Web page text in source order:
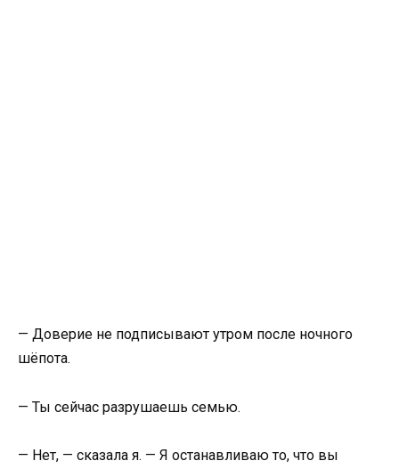
— Доверие не подписывают утром после ночного
шёпота.
— Ты сейчас разрушаешь семью.
— Нет, — сказала я. — Я останавливаю то, что вы